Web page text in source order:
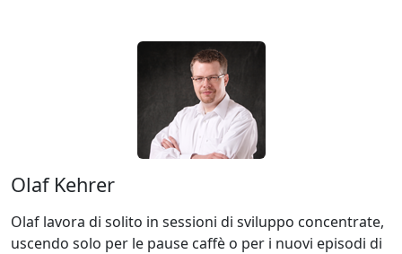
Olaf Kehrer
Olaf lavora di solito in sessioni di sviluppo concentrate,
uscendo solo per le pause caffè o per i nuovi episodi di